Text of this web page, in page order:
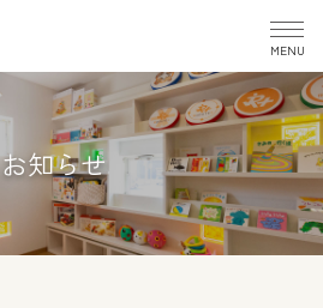
MENU
お知らせ